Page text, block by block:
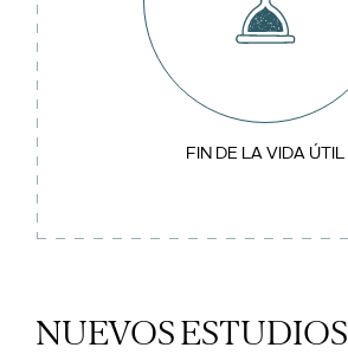
FIN DE LA VIDA ÚTIL
NUEVOS ESTUDIOS